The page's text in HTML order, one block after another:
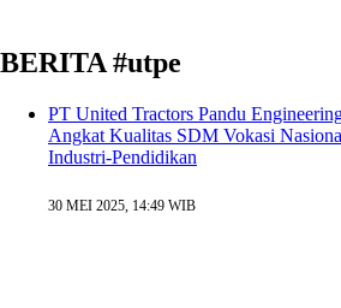
BERITA #utpe
PT United Tractors Pandu
Angkat Kualitas SDM Vokasi
Industri-Pendidikan
30 MEI 2025, 14:49 WIB